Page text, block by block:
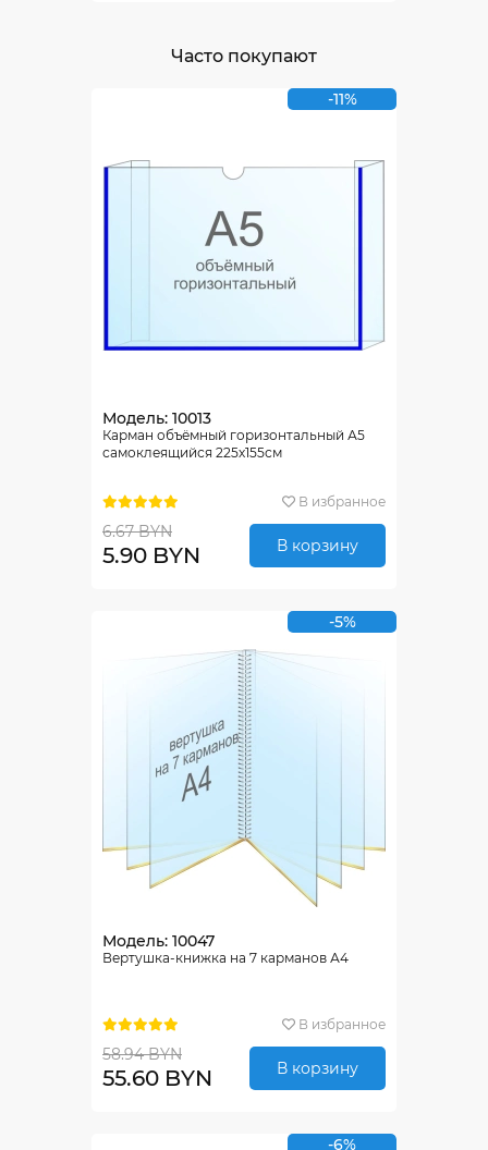
Часто покупают
-11%
Модель: 10013
Карман объёмный горизонтальный А5
самоклеящийся 225х155см
В избранное
6.67 BYN
5.90 BYN В корзину
-5%
Модель: 10047
Вертушка-книжка на 7 карманов А4
В избранное
58.94 BYN
55.60 BYN В корзину
-6%